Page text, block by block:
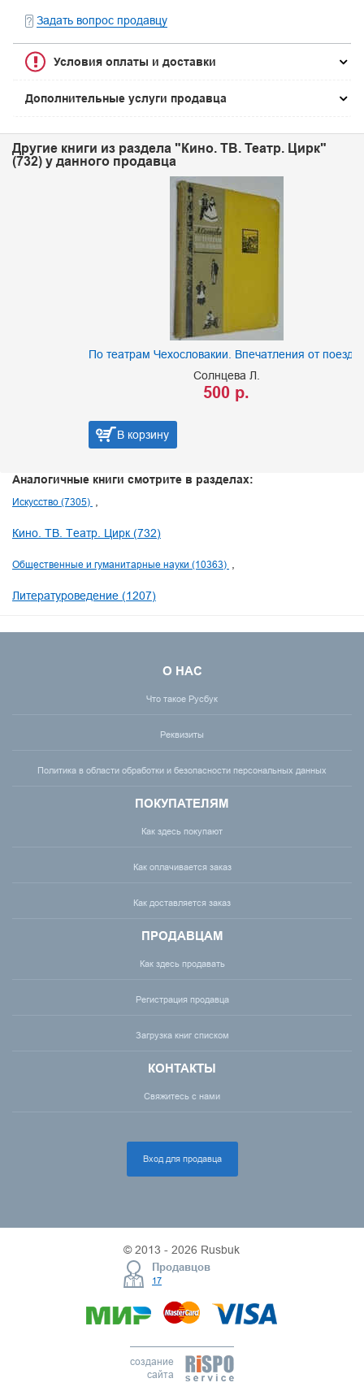
Задать вопрос продавцу
Условия оплаты и доставки
Дополнительные услуги продавца
Другие книги из раздела "Кино. ТВ. Театр. Цирк"
(732) у данного продавца
По театрам Чехословакии. Впечатления от поездки
Солнцева Л.
В корзину
Аналогичные книги смотрите в разделах:
Искусство (7305)
Кино. ТВ. Театр. Цирк (732)
Общественные и гуманитарные науки (10363)
Литературоведение (1207)
О НАС
Что такое Русбук
Реквизиты
Политика в области обработки и безопасности персональных данных
ПОКУПАТЕЛЯМ
Как здесь покупают
Как оплачивается заказ
Как доставляется заказ
ПРОДАВЦАМ
Как здесь продавать
Регистрация продавца
Загрузка книг списком
КОНТАКТЫ
Свяжитесь с нами
Вход для продавца
© 2013 - 2026 Rusbuk
Продавцов
17
создание
сайта